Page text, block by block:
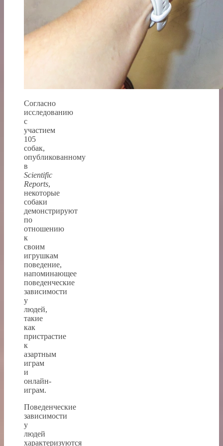
Согласно
исследованию
с
участием
105
собак,
опубликованному
в
Scientific
Reports,
некоторые
собаки
демонстрируют
по
отношению
к
своим
игрушкам
поведение,
напоминающее
поведенческие
зависимости
у
людей,
такие
как
пристрастие
к
азартным
играм
и
онлайн-
играм.
Поведенческие
зависимости
у
людей
характеризуются